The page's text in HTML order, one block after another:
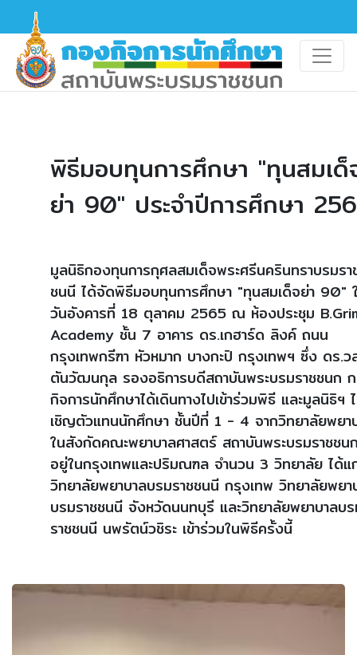
พิธีมอบทุนการศึกษา "ทุนสมเด็
ย่า 90" ประจำปีการศึกษา
มูลนิธิกองทุนการกุศลสมเด็จพระศรีนครินทราบรมรา
ชนนี ได้จัดพิธีมอบทุนการศึกษา "ทุนสมเด็จย่า 90"
วันอังคารที่ 18 ตุลาคม 2565 ณ ห้องประชุม
Academy ชั้น 7 อาคาร ดร.เกฮาร์ด ลิงค์ ถนน
กรุงเทพกรีฑา หัวหมาก บางกะปิ กรุงเทพฯ ซึ่ง ดร.ว
ตันวัฒนกุล รองอธิการบดีสถาบันพระบรมราชชนก
กิจการนักศึกษาได้เดินทางไปเข้าร่วมพิธี และมูลนิธิฯ
เชิญตัวแทนนักศึกษา ชั้นปีที่ 1 - 4 จากวิทยาลัยพยา
ในสังกัดคณะพยาบาลศาสตร์ สถาบันพระบรมราชชน
อยู่ในกรุงเทพและปริมณฑล จำนวน 3 วิทยาลัย ได้แ
วิทยาลัยพยาบาลบรมราชชนนี กรุงเทพ วิทยาลัยพยา
บรมราชชนนี จังหวัดนนทบุรี และวิทยาลัยพยาบาลบ
ราชชนนี นพรัตน์วชิระ เข้าร่วมในพิธีครั้งนี้